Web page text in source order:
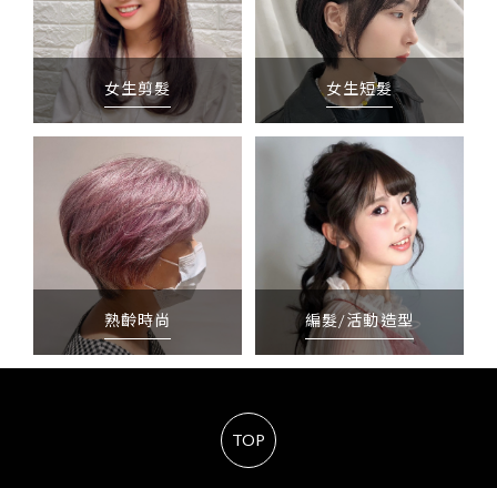
女生剪髮 女生短髮
熟齡時尚 編髮/活動造型
TOP